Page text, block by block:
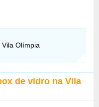
Olímpia
de vidro na Vila